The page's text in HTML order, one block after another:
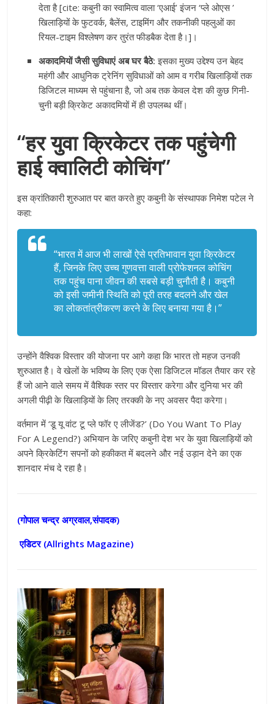
देता है [cite: कबुनी का स्वामित्व वाला ‘एआई’ इंजन ‘प्ले ओएस ’
खिलाड़ियों के फुटवर्क, बैलेंस, टाइमिंग और तकनीकी पहलुओं का
रियल-टाइम विश्लेषण कर तुरंत फीडबैक देता है।]।
अकादमियों जैसी सुविधाएं अब घर बैठे: इसका मुख्य उद्देश्य उन बेहद
महंगी और आधुनिक ट्रेनिंग सुविधाओं को आम व गरीब खिलाड़ियों तक
डिजिटल माध्यम से पहुंचाना है, जो अब तक केवल देश की कुछ गिनी-
चुनी बड़ी क्रिकेट अकादमियों में ही उपलब्ध थीं।
“हर युवा क्रिकेटर तक पहुंचेगी
हाई क्वालिटी कोचिंग”
इस क्रांतिकारी शुरुआत पर बात करते हुए कबुनी के संस्थापक निमेश पटेल ने
कहा:
“भारत में आज भी लाखों ऐसे प्रतिभावान युवा क्रिकेटर
हैं, जिनके लिए उच्च गुणवत्ता वाली प्रोफेशनल कोचिंग
तक पहुंच पाना जीवन की सबसे बड़ी चुनौती है। कबुनी
को इसी जमीनी स्थिति को पूरी तरह बदलने और खेल
का लोकतांत्रीकरण करने के लिए बनाया गया है।”
उन्होंने वैश्विक विस्तार की योजना पर आगे कहा कि भारत तो महज उनकी
शुरुआत है। वे खेलों के भविष्य के लिए एक ऐसा डिजिटल मॉडल तैयार कर रहे
हैं जो आने वाले समय में वैश्विक स्तर पर विस्तार करेगा और दुनिया भर की
अगली पीढ़ी के खिलाड़ियों के लिए तरक्की के नए अवसर पैदा करेगा।
वर्तमान में ‘डू यू वांट टू प्ले फॉर ए लीजेंड?’ (Do You Want To Play
For A Legend?) अभियान के जरिए कबुनी देश भर के युवा खिलाड़ियों को
अपने क्रिकेटिंग सपनों को हकीकत में बदलने और नई उड़ान देने का एक
शानदार मंच दे रहा है।
(गोपाल चन्द्र अग्रवाल,संपादक)
एडिटर (Allrights Magazine)